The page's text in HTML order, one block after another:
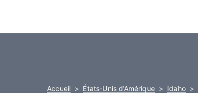
Accueil États-Unis d’Amérique Idaho